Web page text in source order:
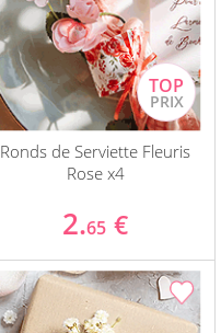
Ronds de Serviette Fleuris
Rose x4
2.65 €